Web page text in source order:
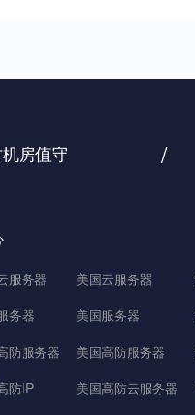
房值守 /
服务器
务器
防服务器
防IP
美国云服务器
美国服务器
美国高防服务器
美国高防云服务器